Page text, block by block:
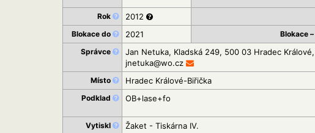
Rok 2012
Blokace do 2021
Blokace
Správce
Jan Netuka, Kladská 249, 500 03 Hradec
jnetuka@wo.cz
Místo Hradec Králové-Biřička
Podklad OB+lase+fo
Vytiskl Žaket - Tiskárna IV.